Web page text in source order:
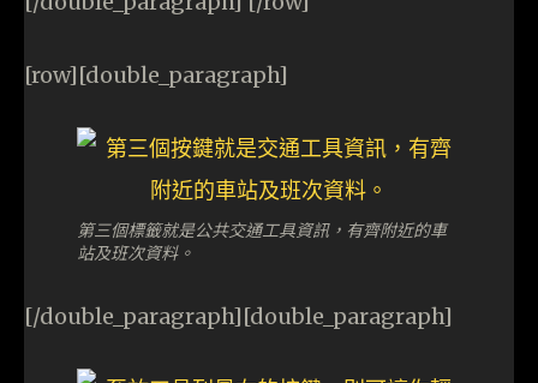
[row][double_paragraph]
第三個標籤就是公共交通工具資訊，有齊附近的車
站及班次資料。
[/double_paragraph][double_paragraph]